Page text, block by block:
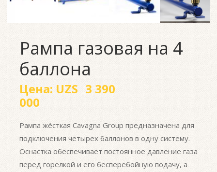
Рампа газовая на 4
баллона
Цена: UZS 3 390
000
Рампа жёсткая Cavagna Group предназначена для
подключения четырех баллонов в одну систему.
Оснастка обеспечивает постоянное давление газа
перед горелкой и его бесперебойную подачу, а